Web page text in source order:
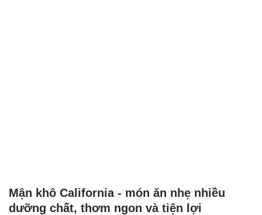
Mận khô California - món ăn nhẹ nhiều
dưỡng chất, thơm ngon và tiện lợi